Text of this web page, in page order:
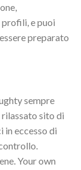
e puoi
preparato
sempre
rilassato sito di
in eccesso di
Your own